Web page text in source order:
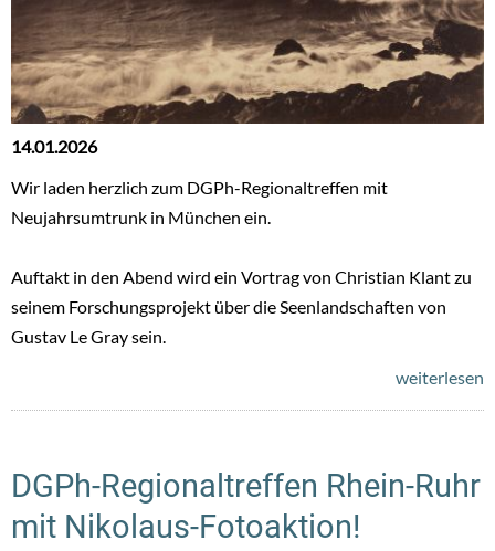
14.01.2026
Wir laden herzlich zum DGPh-Regionaltreffen mit
Neujahrsumtrunk in München ein.
Auftakt in den Abend wird ein Vortrag von Christian Klant zu
seinem Forschungsprojekt über die Seenlandschaften von
Gustav Le Gray sein.
weiterlesen
DGPh-Regionaltreffen Rhein-Ruhr
mit Nikolaus-Fotoaktion!